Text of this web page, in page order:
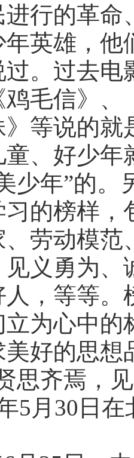
行的革命
年英雄，
过。过去电
鸡毛信》、
等说的就
童、好少
少年”的。
的榜样，
、劳动模范
见义勇为
人，等等。
为心中的
美好的思想
思齐焉，
5月30日